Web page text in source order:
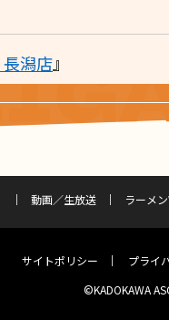
潟店』
動画／生放送 ラーメ
サイトポリシー プライ
©KADOKAWA